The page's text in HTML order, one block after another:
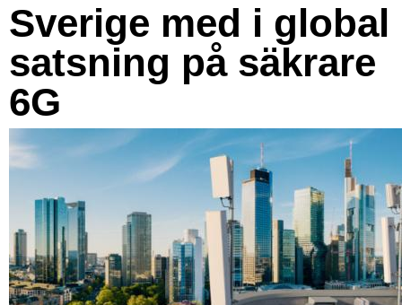
Sverige med i global
satsning på säkrare
6G